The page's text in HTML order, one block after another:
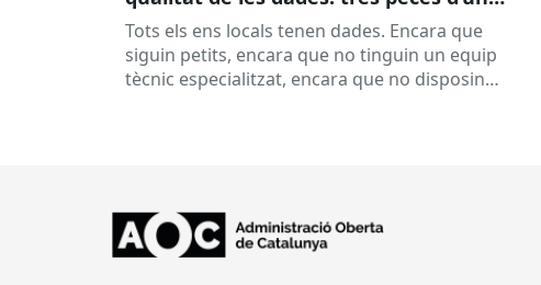
mateix engranatge?
Tots els ens locals tenen dades. Encara que
siguin petits, encara que no tinguin un equip
tècnic especialitzat, encara que no disposin